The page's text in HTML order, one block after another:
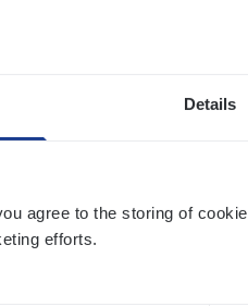
Details
agree to the storing of
efforts.